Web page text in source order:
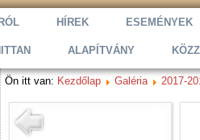
HÍREK ESEMÉNYEK
ALAPÍTVÁNY
Ön itt van: Kezdőlap Galéria 2017-